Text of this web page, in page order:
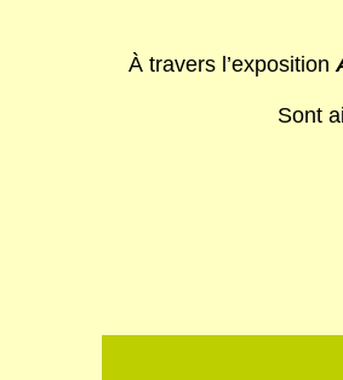
À travers l’exposition
Sont